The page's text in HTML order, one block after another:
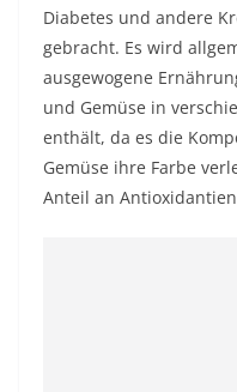
Diabetes und andere
gebracht. Es wird
ausgewogene
und Gemüse in
enthält, da es die
Gemüse ihre Farbe
Anteil an